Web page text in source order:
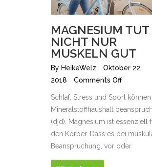
MAGNESIUM TUT
NICHT NUR
MUSKELN GUT
By HeikeWelz
Oktober 22,
2018
Comments Off
Schlaf, Stress und Sport
Mineralstoffhaushalt
(djd). Magnesium ist essenziell
den Körper. Dass es bei
Beanspruchung, vor oder